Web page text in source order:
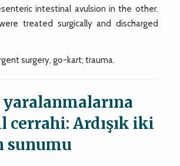
intestinal avulsion in the other.
treated surgically and discharged
surgery, go-kart; trauma.
cerrahi: Ardışık iki
sunumu